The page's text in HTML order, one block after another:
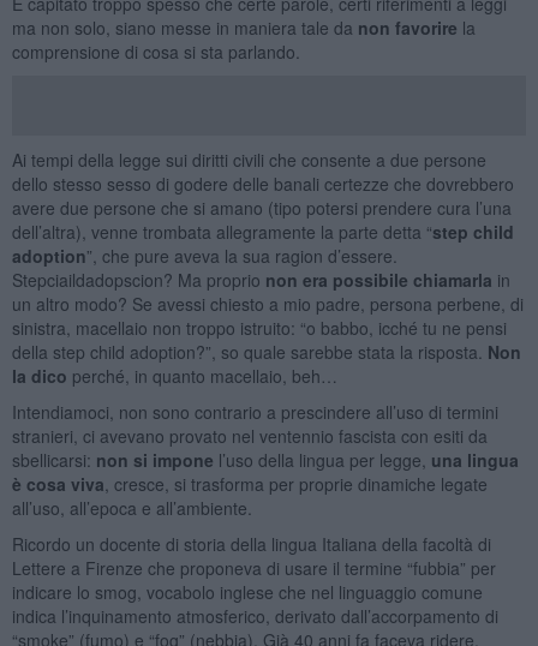
ma non solo, siano messe in maniera tale da non favorire la
comprensione di cosa si sta parlando.
Ai tempi della legge sui diritti civili che consente a due persone
dello stesso sesso di godere delle banali certezze che dovrebbero
avere due persone che si amano (tipo potersi prendere cura l’una
dell’altra), venne trombata allegramente la parte detta “step child
adoption”, che pure aveva la sua ragion d’essere.
Stepciaildadopscion? Ma proprio non era possibile chiamarla in
un altro modo? Se avessi chiesto a mio padre, persona perbene, di
sinistra, macellaio non troppo istruito: “o babbo, icché tu ne pensi
della step child adoption?”, so quale sarebbe stata la risposta. Non
la dico perché, in quanto macellaio, beh…
Intendiamoci, non sono contrario a prescindere all’uso di termini
stranieri, ci avevano provato nel ventennio fascista con esiti da
sbellicarsi: non si impone l’uso della lingua per legge, una lingua
è cosa viva , cresce, si trasforma per proprie dinamiche legate
all’uso, all’epoca e all’ambiente.
Ricordo un docente di storia della lingua Italiana della facoltà di
Lettere a Firenze che proponeva di usare il termine “fubbia” per
indicare lo smog, vocabolo inglese che nel linguaggio comune
indica l’inquinamento atmosferico, derivato dall’accorpamento di
“smoke” (fumo) e “fog” (nebbia). Già 40 anni fa faceva ridere,